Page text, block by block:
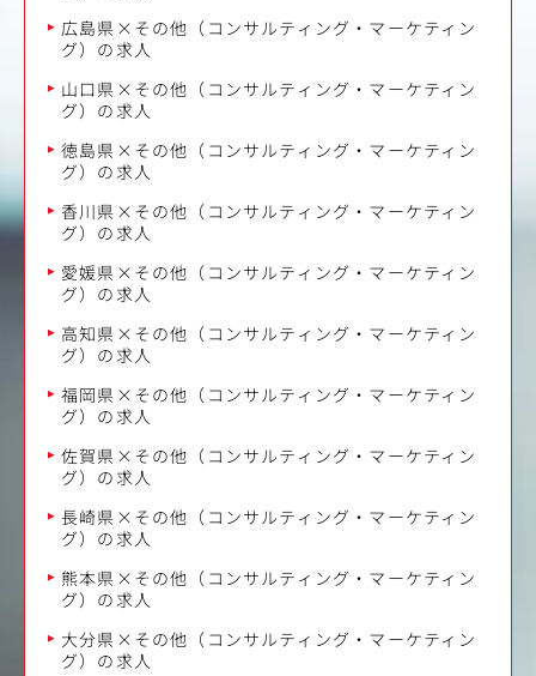
広島県×その他（コンサルティング・マーケティン
グ）の求人
山口県×その他（コンサルティング・マーケティン
グ）の求人
徳島県×その他（コンサルティング・マーケティン
グ）の求人
香川県×その他（コンサルティング・マーケティン
グ）の求人
愛媛県×その他（コンサルティング・マーケティン
グ）の求人
高知県×その他（コンサルティング・マーケティン
グ）の求人
福岡県×その他（コンサルティング・マーケティン
グ）の求人
佐賀県×その他（コンサルティング・マーケティン
グ）の求人
長崎県×その他（コンサルティング・マーケティン
グ）の求人
熊本県×その他（コンサルティング・マーケティン
グ）の求人
大分県×その他（コンサルティング・マーケティン
グ）の求人